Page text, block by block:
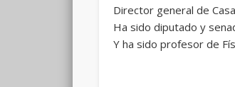
Director general de
Ha sido diputado y
Y ha sido profesor de